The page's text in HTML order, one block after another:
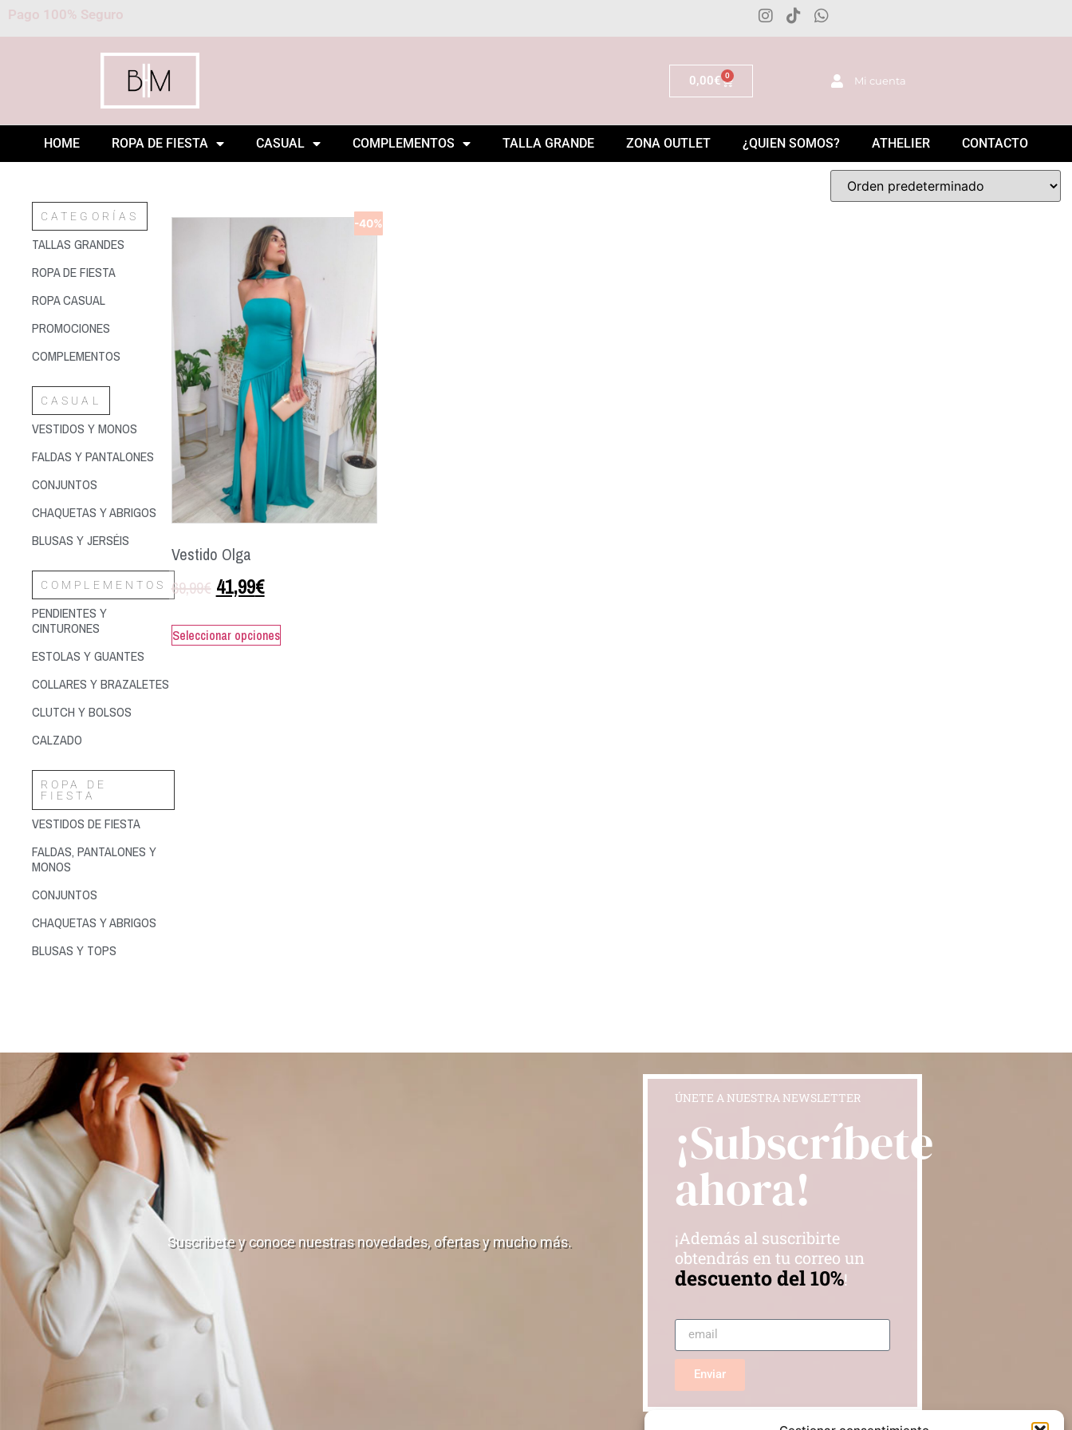
Pago 100% Seguro
0,00€ 0 Mi cuenta
HOME ROPA DE FIESTA CASUAL COMPLEMENTOS TALLA GRANDE ZONA OUTLET ¿QUIEN SOMOS? ATHELIER CONTACTO
CATEGORÍAS
TALLAS GRANDES
ROPA DE FIESTA
ROPA CASUAL
PROMOCIONES
COMPLEMENTOS
CASUAL
VESTIDOS Y MONOS
FALDAS Y PANTALONES
CONJUNTOS
CHAQUETAS Y ABRIGOS
BLUSAS Y JERSÉIS
COMPLEMENTOS
PENDIENTES Y
CINTURONES
ESTOLAS Y GUANTES
COLLARES Y BRAZALETES
CLUTCH Y BOLSOS
CALZADO
ROPA DE
FIESTA
VESTIDOS DE FIESTA
FALDAS, PANTALONES Y
MONOS
CONJUNTOS
CHAQUETAS Y ABRIGOS
BLUSAS Y TOPS
-40%
Vestido Olga
69,99€ 41,99€
Seleccionar opciones
Suscribete y conoce nuestras novedades, ofertas y mucho más.
ÚNETE A NUESTRA NEWSLETTER
¡Subscríbete
ahora!
¡Además al suscribirte
obtendrás en tu correo un
descuento del 10%!
Enviar